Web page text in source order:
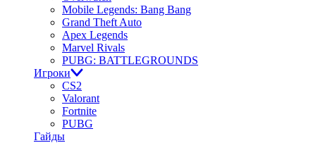
Mobile Legends: Bang Bang
Grand Theft Auto
Apex Legends
Marvel Rivals
PUBG: BATTLEGROUNDS
Игроки
CS2
Valorant
Fortnite
PUBG
Гайды